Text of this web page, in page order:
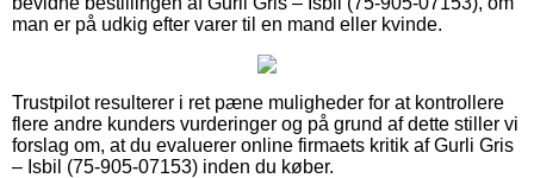
man er på udkig efter varer til en mand eller kvinde.
Trustpilot resulterer i ret pæne muligheder for at kontrollere
flere andre kunders vurderinger og på grund af dette stiller vi
forslag om, at du evaluerer online firmaets kritik af Gurli Gris
– Isbil (75-905-07153) inden du køber.